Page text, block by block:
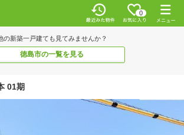
0
の新築一戸建ても見てみませんか？
徳島市の一覧を見る
01期